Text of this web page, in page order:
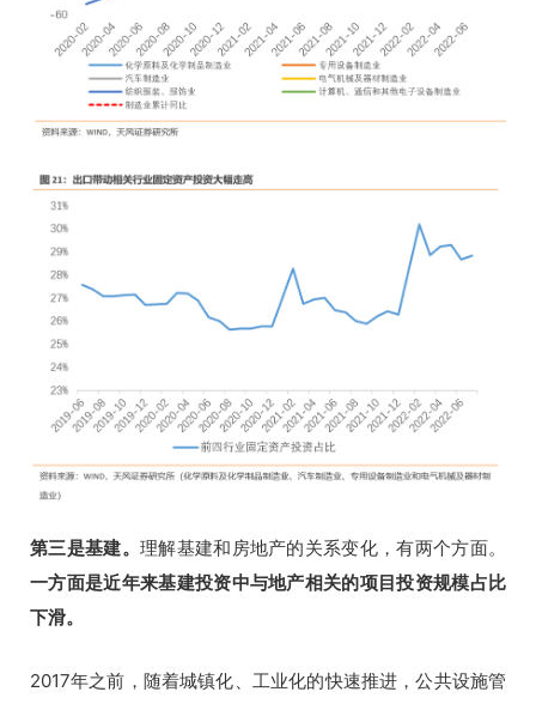
第三是基建。 理解基建和房地产的关系变化，有两个方面。
一方面是近年来基建投资中与地产相关的项目投资规模占比
下滑。
2017年之前，随着城镇化、工业化的快速推进，公共设施管